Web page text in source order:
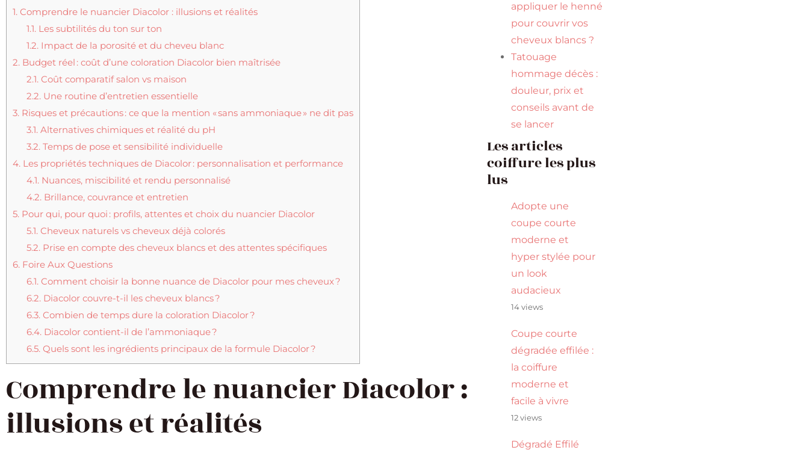
1. Comprendre le nuancier Diacolor : illusions et réalités
1.1.Les subtilités du ton sur ton
1.2.Impact de la porosité et du cheveu blanc
2. Budget réel : coût d’une coloration Diacolor bien maîtrisée
2.1.Coût comparatif salon vs maison
2.2.Une routine d’entretien essentielle
3. Risques et précautions : ce que la mention « sans ammoniaque » ne dit pas
3.1.Alternatives chimiques et réalité du pH
3.2.Temps de pose et sensibilité individuelle
4. Les propriétés techniques de Diacolor : personnalisation et performance
4.1.Nuances, miscibilité et rendu personnalisé
4.2.Brillance, couvrance et entretien
5. Pour qui, pour quoi : profils, attentes et choix du nuancier Diacolor
5.1.Cheveux naturels vs cheveux déjà colorés
5.2.Prise en compte des cheveux blancs et des attentes spécifiques
6. Foire Aux Questions
6.1.Comment choisir la bonne nuance de Diacolor pour mes cheveux ?
6.2.Diacolor couvre-t-il les cheveux blancs ?
6.3.Combien de temps dure la coloration Diacolor ?
6.4.Diacolor contient-il de l’ammoniaque ?
6.5.Quels sont les ingrédients principaux de la formule Diacolor ?
Comprendre le nuancier Diacolor :
illusions et réalités
appliquer le henné
pour couvrir vos
cheveux blancs ?
Tatouage
hommage décès :
douleur, prix et
conseils avant de
se lancer
Les articles
coiffure les plus
lus
Adopte une
coupe courte
moderne et
hyper stylée pour
un look
audacieux
14 views
Coupe courte
dégradée effilée :
la coiffure
moderne et
facile à vivre
12 views
Dégradé Effilé